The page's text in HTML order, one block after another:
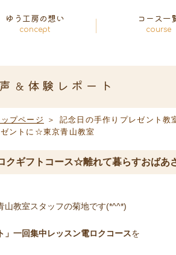
ゆう工房の想い
concept
コース一
course
＆体験レポート
プページ ＞ 記念日の手作りプレゼント教
ントに☆東京青山教室
クギフトコース☆離れて暮らすおば
山教室スタッフの菊地です(*^^*)
」一回集中レッスン電ロクコースを